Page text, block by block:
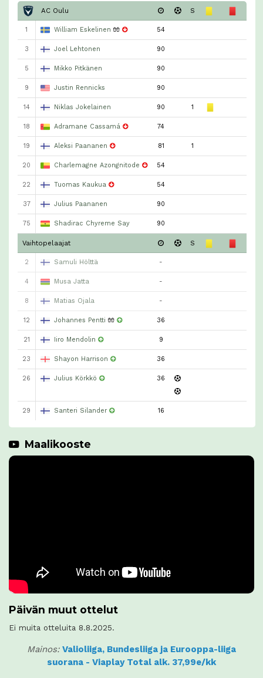
AC Oulu S
1 William Eskelinen 🧤 54
3 Joel Lehtonen 90
5 Mikko Pitkänen 90
9 Justin Rennicks 90
14 Niklas Jokelainen 90 1
18 Adramane Cassamá 74
19 Aleksi Paananen 81 1
20 Charlemagne Azongnitode 54
22 Tuomas Kaukua 54
37 Julius Paananen 90
75 Shadirac Chyreme Say 90
Vaihtopelaajat S
2 Samuli Hölttä -
4 Musa Jatta -
8 Matias Ojala -
12 Johannes Pentti 🧤 36
21 Iiro Mendolin 9
23 Shayon Harrison 36
26 Julius Körkkö 36
29 Santeri Silander 16
Maalikooste
Päivän muut ottelut
Ei muita otteluita 8.8.2025.
Mainos: Valioliiga, Bundesliiga ja Eurooppa-liiga
suorana - Viaplay Total alk. 37,99e/kk